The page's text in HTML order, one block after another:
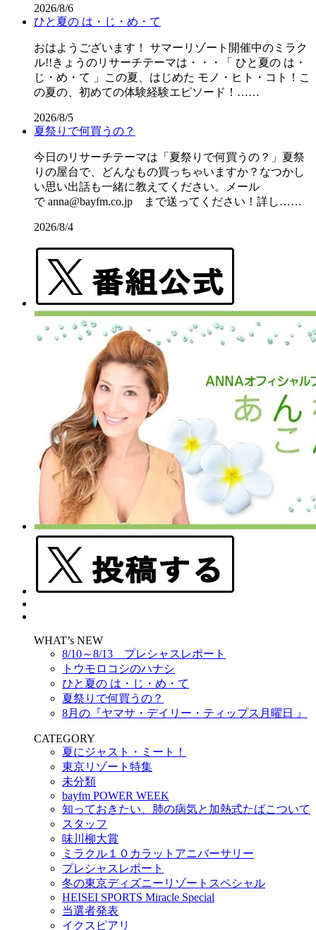
2026/8/6
ひと夏の は・じ・め・て
おはようございます！ サマーリゾート開催中のミラク
ル!!きょうのリサーチテーマは・・・「 ひと夏の は・
じ・め・て 」この夏、はじめた モノ・ヒト・コト！こ
の夏の、初めての体験経験エピソード！……
2026/8/5
夏祭りで何買うの？
今日のリサーチテーマは「夏祭りで何買うの？」夏祭
りの屋台で、どんなもの買っちゃいますか？なつかし
い思い出話も一緒に教えてください。メール
で anna@bayfm.co.jp まで送ってください！詳し……
2026/8/4
WHAT’s NEW
8/10～8/13 プレシャスレポート
トウモロコシのハナシ
ひと夏の は・じ・め・て
夏祭りで何買うの？
8月の『ヤマサ・デイリー・ティップス月曜日 』
CATEGORY
夏にジャスト・ミート！
東京リゾート特集
未分類
bayfm POWER WEEK
知っておきたい、肺の病気と加熱式たばこついて
スタッフ
味川柳大賞
ミラクル１０カラットアニバーサリー
プレシャスレポート
冬の東京ディズニーリゾートスペシャル
HEISEI SPORTS Miracle Special
当選者発表
イクスピアリ